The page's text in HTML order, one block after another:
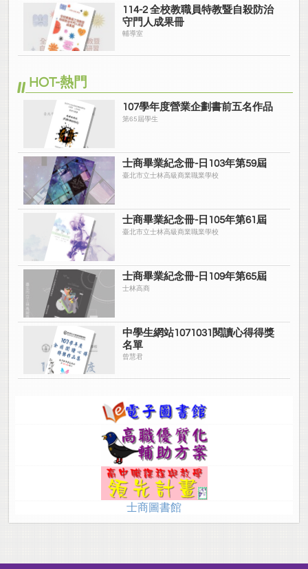
114-2 全校教職員特教暨自殺防治
守門人成果冊
輔導室
HOT-熱門
107學年度營業企劃書前五名作品
第65屆學生
士商畢業紀念冊-日103年第59屆
臺北市立士林高級商業職業學校
士商畢業紀念冊-日105年第61屆
臺北市立士林高級商業職業學校
士商畢業紀念冊-日109年第65屆
士林高商
中學生網站1071031閱讀心得得獎
名單
曾慧君
士商圖書館